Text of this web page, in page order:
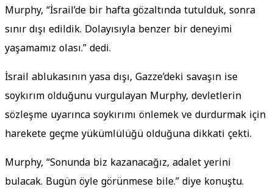
Murphy, “İsrail’de bir hafta gözaltında tutulduk, sonra
sınır dışı edildik. Dolayısıyla benzer bir deneyimi
yaşamamız olası.” dedi.
İsrail ablukasının yasa dışı, Gazze’deki savaşın ise
soykırım olduğunu vurgulayan Murphy, devletlerin
sözleşme uyarınca soykırımı önlemek ve durdurmak için
harekete geçme yükümlülüğü olduğuna dikkati çekti.
Murphy, “Sonunda biz kazanacağız, adalet yerini
bulacak. Bugün öyle görünmese bile.” diye konuştu.